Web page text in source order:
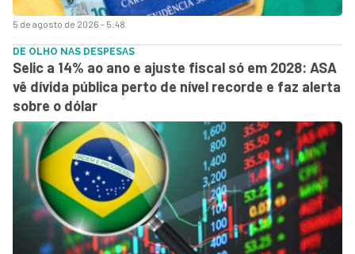
5 de agosto de 2026 - 5:48
DE OLHO NAS DESPESAS
Selic a 14% ao ano e ajuste fiscal só em 2028: ASA
vê dívida pública perto de nível recorde e faz alerta
sobre o dólar